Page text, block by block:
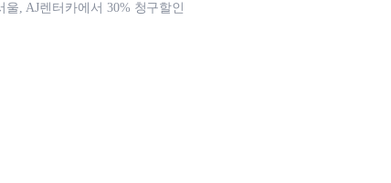
, AJ렌터카에서 30% 청구할인